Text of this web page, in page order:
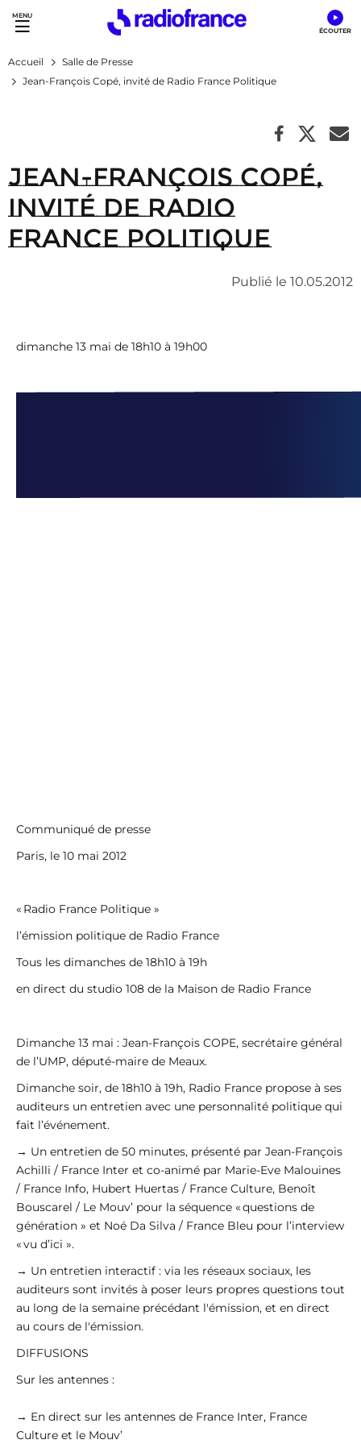
Accès direct :
Menu principal
Contenu
Accueil
Salle de Presse
Jean-François Copé, invité de Radio France Politique
Jean-François Copé,
invité de Radio
France Politique
Publié le 10.05.2012
dimanche 13 mai de 18h10 à 19h00
Communiqué de presse
Paris, le 10 mai 2012
« Radio France Politique »
l’émission politique de Radio France
Tous les dimanches de 18h10 à 19h
en direct du studio 108 de la Maison de Radio France
Dimanche 13 mai : Jean-François COPE, secrétaire général
de l’UMP, député-maire de Meaux.
Dimanche soir, de 18h10 à 19h, Radio France propose à ses
auditeurs un entretien avec une personnalité politique qui
fait l’événement.
→ Un entretien de 50 minutes, présenté par Jean-François
Achilli / France Inter et co-animé par Marie-Eve Malouines
/ France Info, Hubert Huertas / France Culture, Benoît
Bouscarel / Le Mouv’ pour la séquence « questions de
génération » et Noé Da Silva / France Bleu pour l’interview
« vu d’ici ».
→ Un entretien interactif : via les réseaux sociaux, les
auditeurs sont invités à poser leurs propres questions tout
au long de la semaine précédant l'émission, et en direct
au cours de l'émission.
DIFFUSIONS
Sur les antennes :
→ En direct sur les antennes de France Inter, France
Culture et le Mouv’